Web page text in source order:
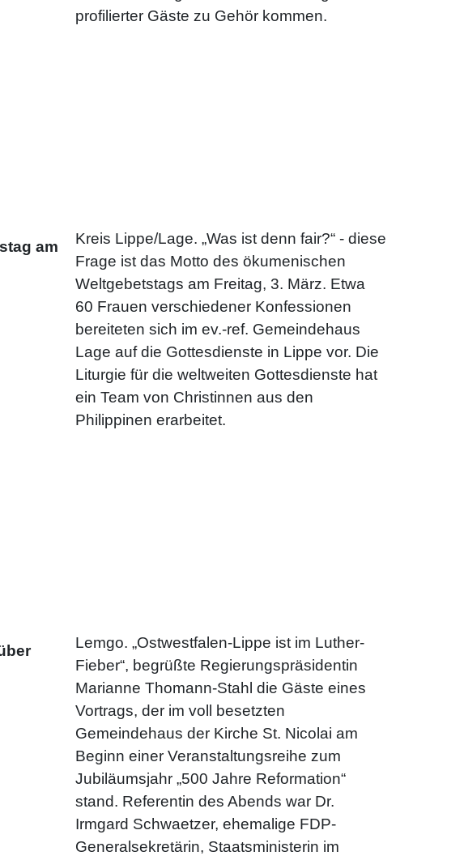
profilierter Gäste zu Gehör kommen.
am
Kreis Lippe/Lage. „Was ist denn fair?“ - diese
Frage ist das Motto des ökumenischen
Weltgebetstags am Freitag, 3. März. Etwa
60 Frauen verschiedener Konfessionen
bereiteten sich im ev.-ref. Gemeindehaus
Lage auf die Gottesdienste in Lippe vor. Die
Liturgie für die weltweiten Gottesdienste hat
ein Team von Christinnen aus den
Philippinen erarbeitet.
Lemgo. „Ostwestfalen-Lippe ist im Luther-
Fieber“, begrüßte Regierungspräsidentin
Marianne Thomann-Stahl die Gäste eines
Vortrags, der im voll besetzten
Gemeindehaus der Kirche St. Nicolai am
Beginn einer Veranstaltungsreihe zum
Jubiläumsjahr „500 Jahre Reformation“
stand. Referentin des Abends war Dr.
Irmgard Schwaetzer, ehemalige FDP-
Generalsekretärin, Staatsministerin im